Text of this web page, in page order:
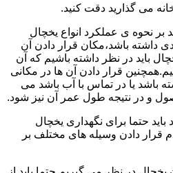
می گذارید دقت کنید.
بر نحوه ی عملکرد انواع یخچال
داشته باشد،مکان قرار دادن آن
باید در نظر داشته باشیم که آن
قرار دادن آن ها در مکانی
باشد یا در تماس با آب باشد می
و در نتیجه طول عمر آن نیز شود.
حتما برای نگهداری یخچال
قرار دادن وسیله های مختلف بر